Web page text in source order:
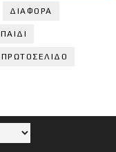
ΔΙΑΦΟΡΑ
ΠΑΙΔΙ
ΠΡΩΤΟΣΕΛΙΔΟ